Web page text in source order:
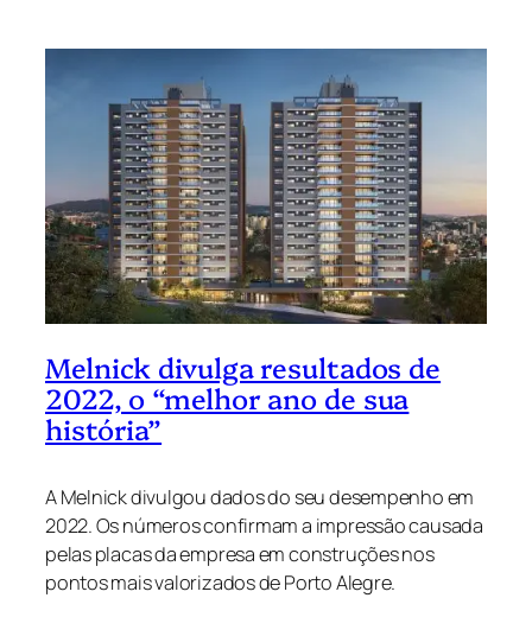
Melnick divulga resultados de
2022, o “melhor ano de sua
história”
A Melnick divulgou dados do seu desempenho em
2022. Os números confirmam a impressão causada
pelas placas da empresa em construções nos
pontos mais valorizados de Porto Alegre.